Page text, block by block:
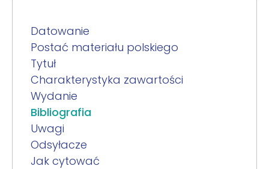
Datowanie
Postać materiału polskiego
Tytuł
Charakterystyka zawartości
Wydanie
Bibliografia
Uwagi
Odsyłacze
Jak cytować